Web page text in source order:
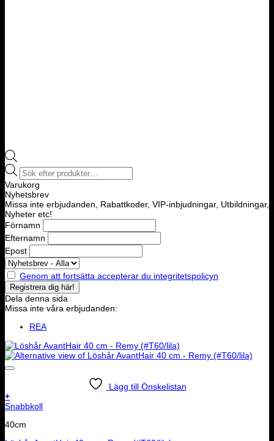
Products
search
Varukorg
Nyhetsbrev
Missa inte erbjudanden, Rabattkoder, VIP-inbjudningar, Utbildningar,
Nyheter etc!
Förnamn
Efternamn
Epost
Genom att fortsätta accepterar du integritetspolicyn
Dela denna sida
Missa inte våra erbjudanden:
REA
Lägg till Önskelistan
+
Snabbkoll
40cm